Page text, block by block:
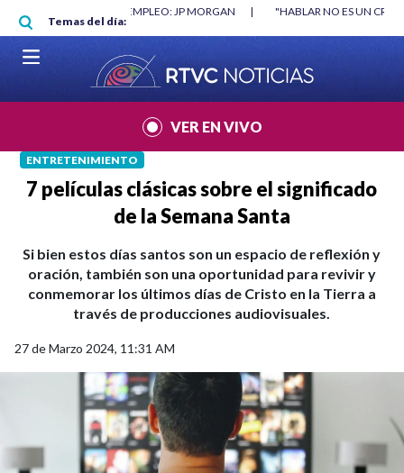
Pasar al contenido principal
Temas del día:
"HABLAR NO ES UN CRIMEN": CARTA DE BETO CORAL |
VER EN VIVO
ENTRETENIMIENTO
7 películas clásicas sobre el significado
de la Semana Santa
Si bien estos días santos son un espacio de reflexión y
oración, también son una oportunidad para revivir y
conmemorar los últimos días de Cristo en la Tierra a
través de producciones audiovisuales.
27 de Marzo 2024, 11:31 AM